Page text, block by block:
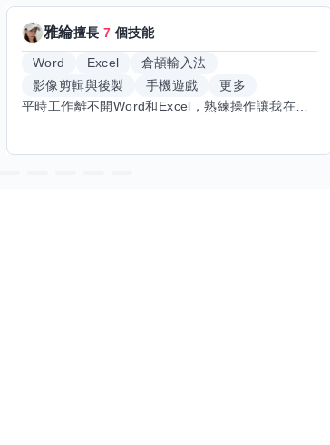
雅綸擅長7 個技能
Word Excel
倉頡輸入法
影像剪輯與後製
手機遊戲
更多
平時工作離不開Word和Excel，熟練操作讓我在文件整理和數據處理上都得心應手，還能用倉頡輸入法快速打字。近期想挑戰英文學習，希望能透過交換技能一起進步！如果你英文流利，需要中文或電腦技巧輔助，歡迎找我搭檔，咱們一起歡樂學習，互相激勵，成為彼此的學習小夥伴！